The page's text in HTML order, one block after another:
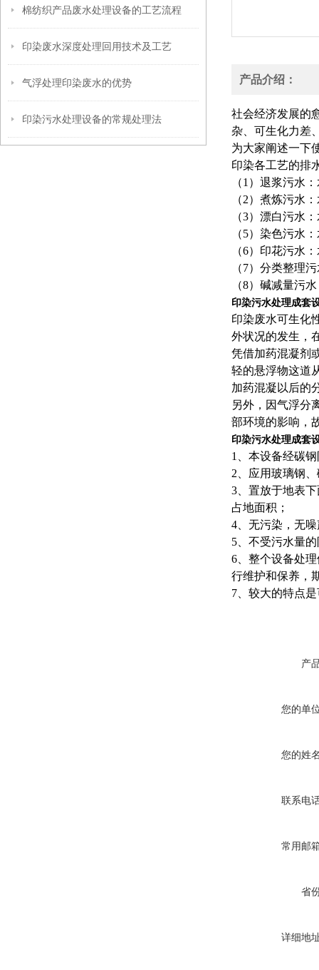
棉纺织产品废水处理设备的工艺流程
印染废水深度处理回用技术及工艺
气浮处理印染废水的优势
印染污水处理设备的常规处理法
产品介绍：
社会经济发展的
杂、可生化力差
为大家阐述一下
印染各工艺的排
（1）退浆污水
（2）煮炼污水
（3）漂白污水
（5）染色污水
（6）印花污水
（7）分类整理
（8）碱减量污
印染污水处理成套
印染废水可生化
外状况的发生，
凭借加药混凝剂
轻的悬浮物这道
加药混凝以后的
另外，因气浮分
部环境的影响，
印染污水处理成套
1、本设备经碳
2、应用玻璃钢
3、置放于地表
占地面积；
4、无污染，无
5、不受污水量
6、整个设备处
行维护和保养，
7、较大的特点
产
您的单
您的姓
联系电
常用邮
省
详细地